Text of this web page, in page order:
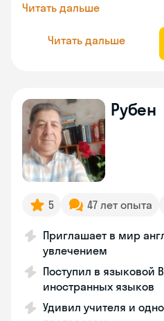
Читать дальше
Читать дальше
Рубен
5 47 лет опыта
Приглашает в мир
увлечением
Поступил в языковой
иностранных языков
Удивил учителя и